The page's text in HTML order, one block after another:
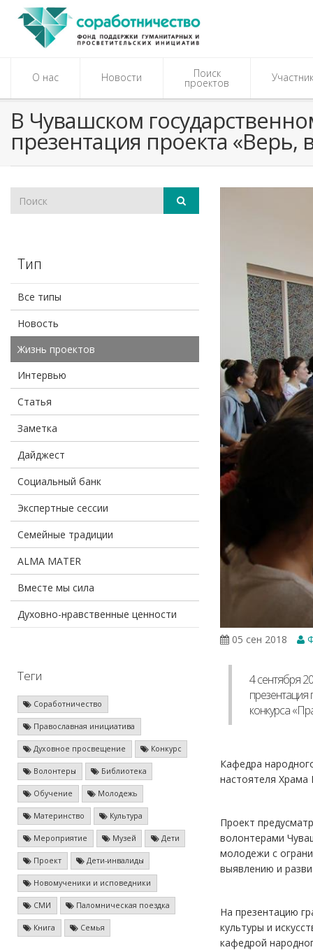
О нас Новости Поиск
проектов
В Чувашском
презентация проекта
Тип
Все типы
Новость
Жизнь проектов
Интервью
Статья
Заметка
Дайджест
Социальный банк
Экспертные сессии
Семейные традиции
ALMA MATER
Вместе мы сила
Духовно-нравственные ценности
Теги
Соработничество
Православная инициатива
Духовное просвещение Конкурс
Волонтеры Библиотека
Обучение Молодежь
Материнство Культура
Мероприятие Музей Дети
Проект Дети-инвалиды
Новомученики и исповедники
СМИ Паломническая поездка
Книга Семья
05 сен 2018
4 сентября
конкурса
Кафедра
настоятеля Храма
Проект
волонтерами
молодежи с
выявлению и
На презентацию
культуры и
кафедрой